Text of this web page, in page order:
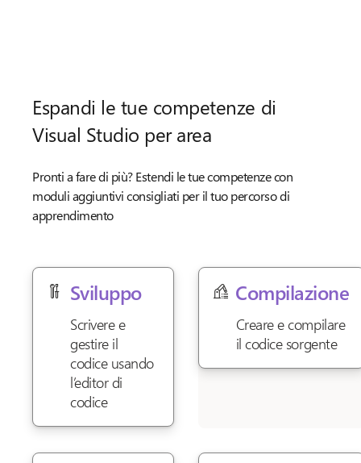
Espandi le tue competenze di
Visual Studio per area
Pronti a fare di più? Estendi le tue competenze con
moduli aggiuntivi consigliati per il tuo percorso di
apprendimento
Sviluppo
Scrivere e
gestire il
codice usando
l’editor di
codice
Compilazione
Creare e compilare
il codice sorgente